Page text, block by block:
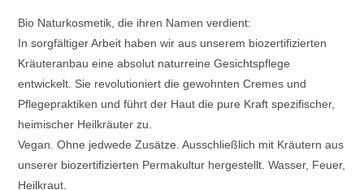
Bio Naturkosmetik, die ihren Namen verdient:
In sorgfältiger Arbeit haben wir aus unserem biozertifizierten
Kräuteranbau eine absolut naturreine Gesichtspflege
entwickelt. Sie revolutioniert die gewohnten Cremes und
Pflegepraktiken und führt der Haut die pure Kraft spezifischer,
heimischer Heilkräuter zu.
Vegan. Ohne jedwede Zusätze. Ausschließlich mit Kräutern aus
unserer biozertifizierten Permakultur hergestellt. Wasser, Feuer,
Heilkraut.